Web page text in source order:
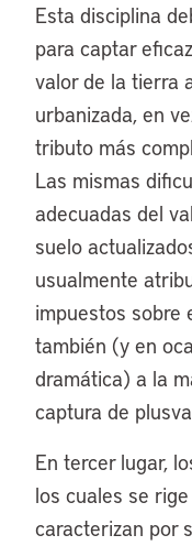
Esta disciplina
para captar
valor de la tierra
urbanizada, en
tributo más
Las mismas
adecuadas del
suelo
usualmente
impuestos sobre
también (y en
dramática) a la
captura de
En tercer lugar,
los cuales se
caracterizan por